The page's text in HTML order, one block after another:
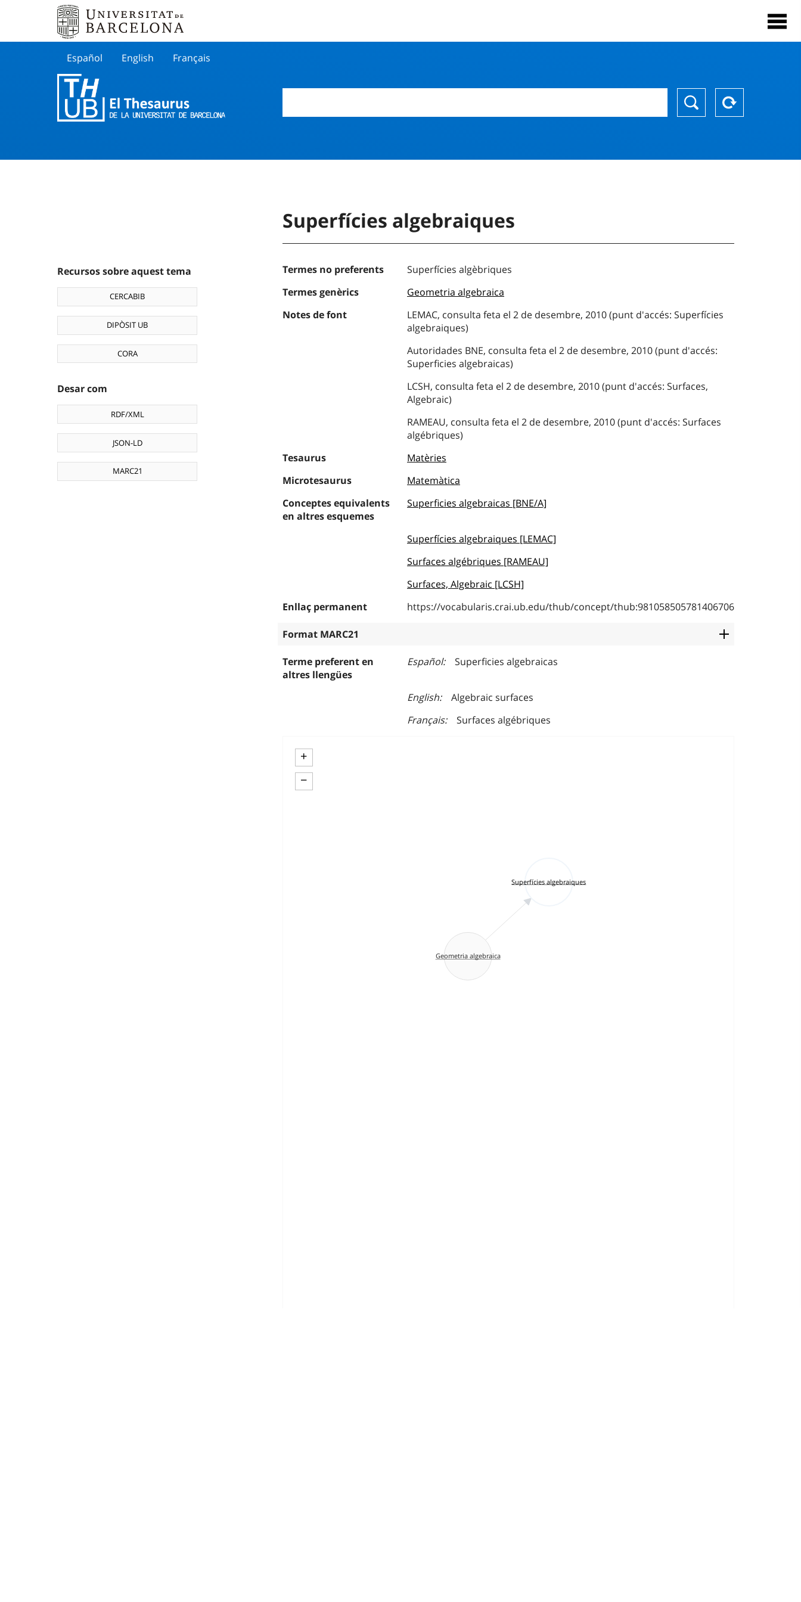
Español English Français
Recursos sobre aquest tema
CERCABIB
DIPÒSIT UB
CORA
Desar com
RDF/XML
JSON-LD
MARC21
Superfícies algebraiques
Termes no preferents
Superfícies algèbriques
Termes genèrics
Geometria algebraica
Notes de font
LEMAC, consulta feta el 2 de desembre, 2010 (punt d'accés: Superfícies
algebraiques)
Autoridades BNE, consulta feta el 2 de desembre, 2010 (punt d'accés:
Superficies algebraicas)
LCSH, consulta feta el 2 de desembre, 2010 (punt d'accés: Surfaces,
Algebraic)
RAMEAU, consulta feta el 2 de desembre, 2010 (punt d'accés: Surfaces
algébriques)
Tesaurus
Matèries
Microtesaurus
Matemàtica
Conceptes equivalents
en altres esquemes
Superficies algebraicas [BNE/A]
Superfícies algebraiques [LEMAC]
Surfaces algébriques [RAMEAU]
Surfaces, Algebraic [LCSH]
Enllaç permanent
https://vocabularis.crai.ub.edu/thub/concept/thub:981058505781406706
Format MARC21
Terme preferent en
altres llengües
Español Superficies algebraicas
English
Algebraic surfaces
Français
Surfaces algébriques
+
−
Superfícies algebraiques
Geometria algebraica